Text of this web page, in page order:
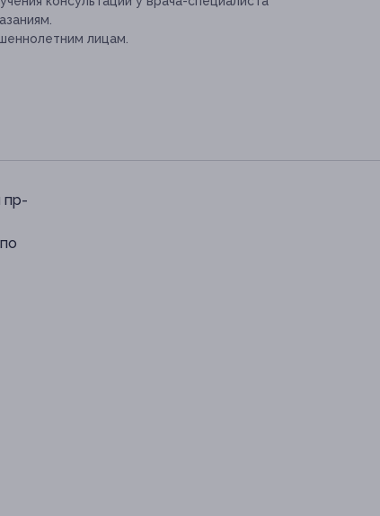
лицам.
пр-